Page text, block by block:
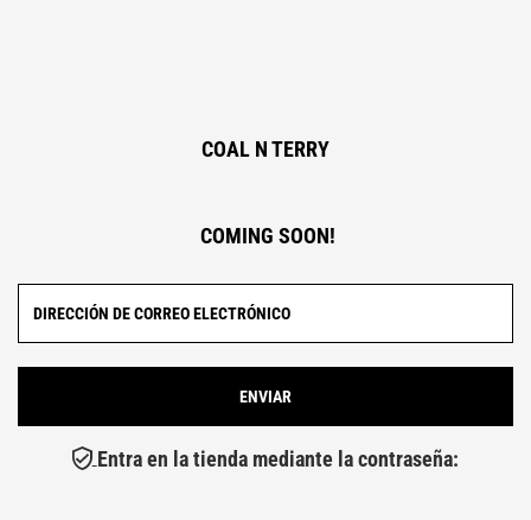
COAL N TERRY
COMING SOON!
Entra en la tienda mediante la contraseña: